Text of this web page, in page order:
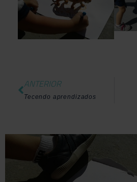
ANTERIOR
Tecendo aprendizados